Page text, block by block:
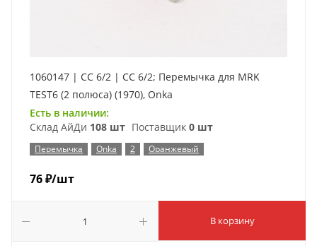
1060147 | CC 6/2 | CC 6/2; Перемычка для MRK
TEST6 (2 полюса) (1970), Onka
Есть в наличии:
Склад АйДи 108 шт Поставщик 0 шт
Перемычка Onka 2 Оранжевый
76₽/шт
В корзину